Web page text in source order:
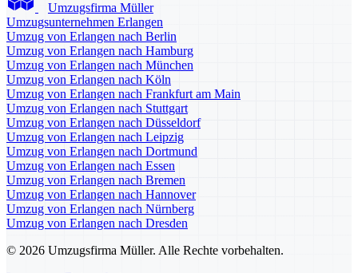
Umzugsfirma Müller
Umzugsunternehmen Erlangen
Umzug von Erlangen nach Berlin
Umzug von Erlangen nach Hamburg
Umzug von Erlangen nach München
Umzug von Erlangen nach Köln
Umzug von Erlangen nach Frankfurt am Main
Umzug von Erlangen nach Stuttgart
Umzug von Erlangen nach Düsseldorf
Umzug von Erlangen nach Leipzig
Umzug von Erlangen nach Dortmund
Umzug von Erlangen nach Essen
Umzug von Erlangen nach Bremen
Umzug von Erlangen nach Hannover
Umzug von Erlangen nach Nürnberg
Umzug von Erlangen nach Dresden
© 2026 Umzugsfirma Müller. Alle Rechte vorbehalten.